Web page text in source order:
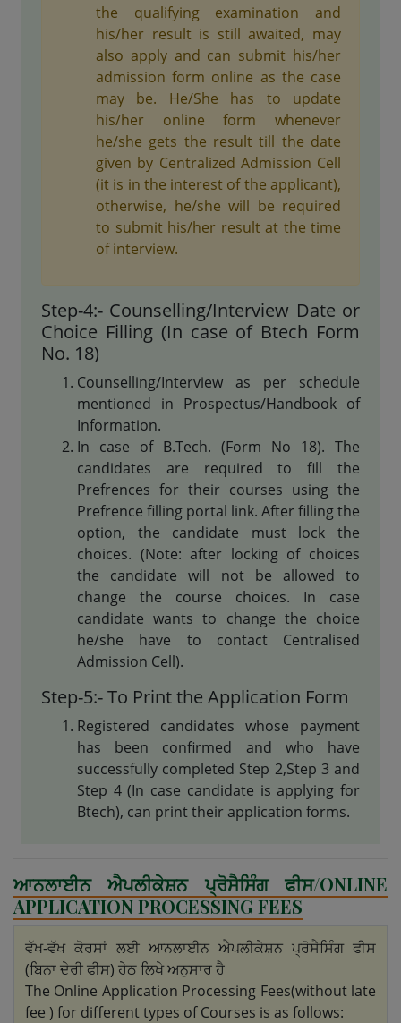
the qualifying examination and
his/her result is still awaited, may
also apply and can submit his/her
admission form online as the case
may be. He/She has to update
his/her online form whenever
he/she gets the result till the date
given by Centralized Admission Cell
(it is in the interest of the applicant),
otherwise, he/she will be required
to submit his/her result at the time
of interview.
Step-4:- Counselling/Interview Date or
Choice Filling (In case of Btech Form
No. 18)
Counselling/Interview as per schedule
mentioned in Prospectus/Handbook of
Information.
In case of B.Tech. (Form No 18). The
candidates are required to fill the
Prefrences for their courses using the
Prefrence filling portal link. After filling the
option, the candidate must lock the
choices. (Note: after locking of choices
the candidate will not be allowed to
change the course choices. In case
candidate wants to change the choice
he/she have to contact Centralised
Admission Cell).
Step-5:- To Print the Application Form
Registered candidates whose payment
has been confirmed and who have
successfully completed Step 2,Step 3 and
Step 4 (In case candidate is applying for
Btech), can print their application forms.
ਆਨਲਾਈਨ ਐਪਲੀਕੇਸ਼ਨ ਪ੍ਰੋਸੈਸਿੰਗ ਫੀਸ/ONLINE
APPLICATION PROCESSING FEES
ਵੱਖ-ਵੱਖ ਕੋਰਸਾਂ ਲਈ ਆਨਲਾਈਨ ਐਪਲੀਕੇਸ਼ਨ ਪ੍ਰੋਸੈਸਿੰਗ ਫੀਸ
(ਬਿਨਾ ਦੇਰੀ ਫੀਸ) ਹੇਠ ਲਿਖੇ ਅਨੁਸਾਰ ਹੈ
The Online Application Processing Fees(without late
fee ) for different types of Courses is as follows: